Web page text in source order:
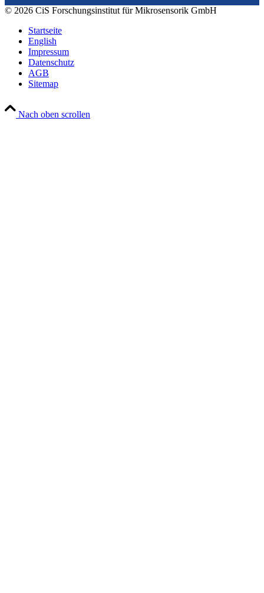
© 2026 CiS Forschungsinstitut für Mikrosensorik GmbH
Startseite
English
Impressum
Datenschutz
AGB
Sitemap
Nach oben scrollen